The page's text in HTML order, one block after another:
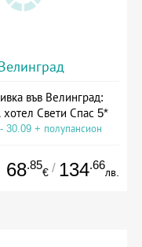
във Велинград:
Свети Спас 5*
30.09 + полупансион
68.85
€ / 134.66
лв.